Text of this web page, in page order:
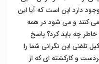
دارد این است که آیا این
کنند و می شود در همه
خاطر چه باید کرد؟ پاسخ
این نگرانی شما را
و کارکشته ای که از